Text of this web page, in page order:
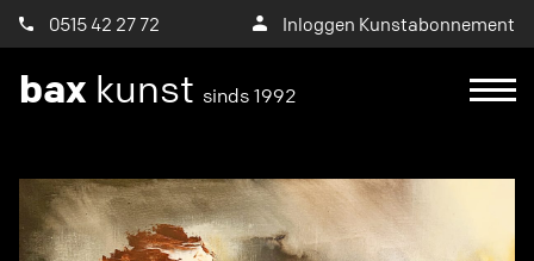
0515 42 27 72 Inloggen Kunstabonnement
bax kunst sinds 1992